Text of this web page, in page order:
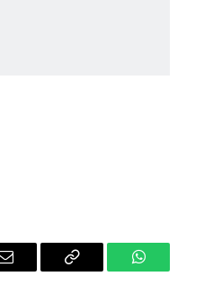
Email
Copy
WhatsApp